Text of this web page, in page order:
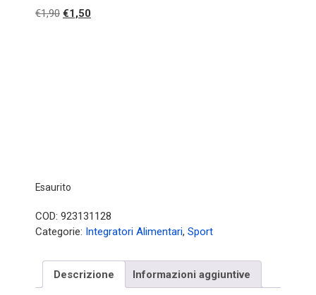
€1,90 Il
€1,50
Esaurito
COD: 923131128
Categorie: Integratori Alimentari, Sport
Descrizione Informazioni aggiuntive